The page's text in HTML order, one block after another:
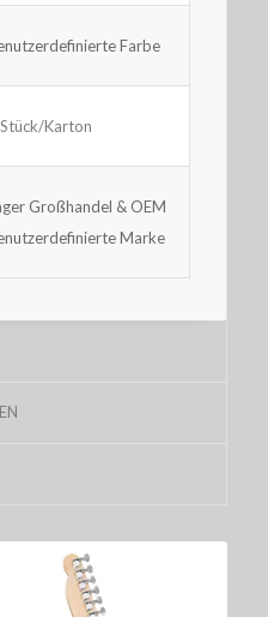
Farbe
Karton
Großhandel & OEM
Marke